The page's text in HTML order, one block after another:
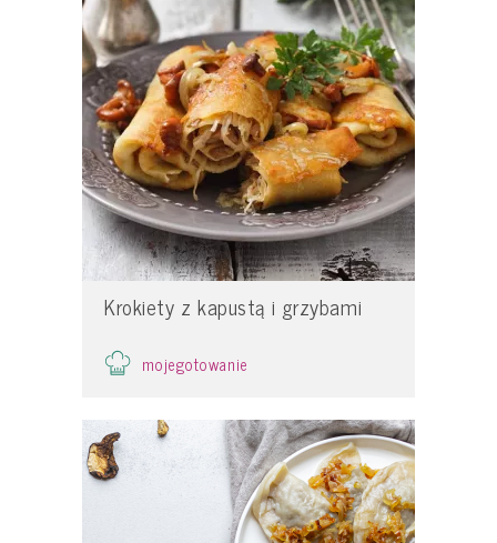
Krokiety z kapustą i grzybami
mojegotowanie